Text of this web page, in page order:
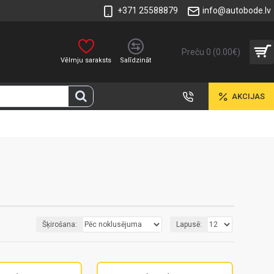
+371 25588879 info@autobode.lv
Vēlmju saraksts Salīdzināt
Preču 0 (0.00€)
AKCIJAS
Šķirošana: Lapusē: